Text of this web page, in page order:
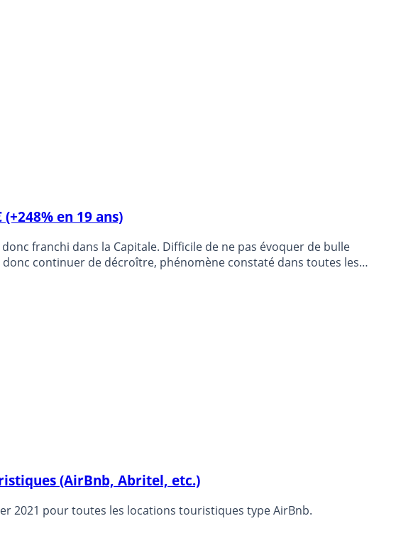
en 19 ans)
franchi dans la Capitale. Difficile de ne pas évoquer de bulle
décroître, phénomène constaté dans toutes les
(AirBnb, Abritel, etc.)
2021 pour toutes les locations touristiques type AirBnb.